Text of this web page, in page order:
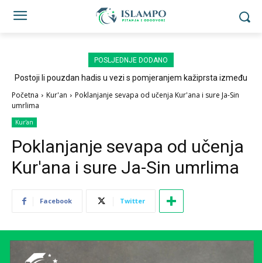
POSLJEDNJE DODANO
Postoji li pouzdan hadis u vezi s pomjeranjem kažiprsta između
Početna Kur'an
Poklanjanje sevapa od učenja Kur'ana i sure Ja-Sin
umrlima
Kur'an
Poklanjanje sevapa od učenja
Kur'ana i sure Ja-Sin umrlima
Facebook Twitter